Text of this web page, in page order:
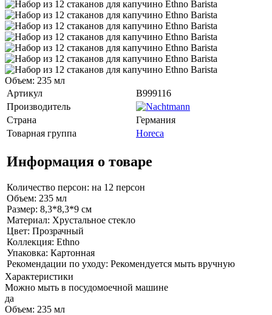
Объем: 235 мл
Артикул
B999116
Производитель
Страна
Германия
Товарная группа
Horeca
Информация о товаре
Количество персон: на 12 персон
Объем: 235 мл
Размер: 8,3*8,3*9 см
Материал: Хрустальное стекло
Цвет: Прозрачный
Коллекция: Ethno
Упаковка: Картонная
Рекомендации по уходу: Рекомендуется мыть вручную
Характеристики
Можно мыть в посудомоечной машине
да
Объем: 235 мл